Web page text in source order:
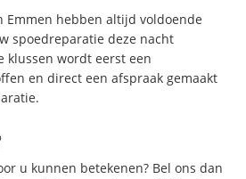
Emmen hebben altijd voldoende
spoedreparatie deze nacht
klussen wordt eerst een
en direct een afspraak gemaakt
u kunnen betekenen? Bel ons dan